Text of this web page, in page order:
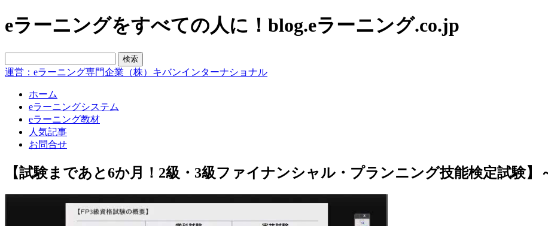
eラーニングをすべての人に！blog.eラーニング.co.jp
運営：eラーニング専門企業（株）キバンインターナショナル
ホーム
eラーニングシステム
eラーニング教材
人気記事
お問合せ
【試験まであと6か月！2級・3級ファイナンシャル・プランニング技能検定試験】